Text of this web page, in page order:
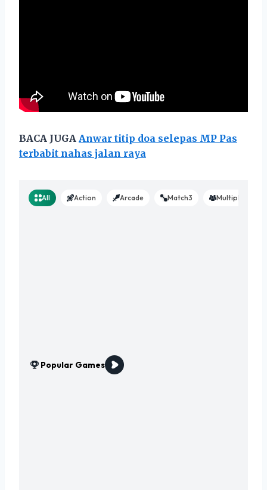
BACA JUGA Anwar titip doa selepas MP Pas
terbabit nahas jalan raya